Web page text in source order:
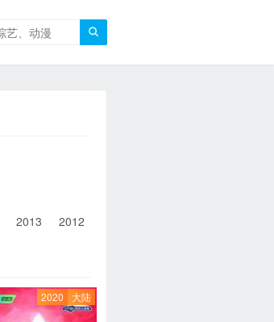

2013 2012
2020 大陆